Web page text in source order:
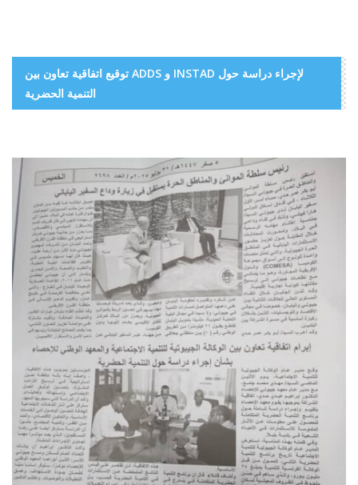
توقيع اتفاقية تعاون بين ADDS و INSTAD لإجراء دراسة حول
التنمية الحضرية